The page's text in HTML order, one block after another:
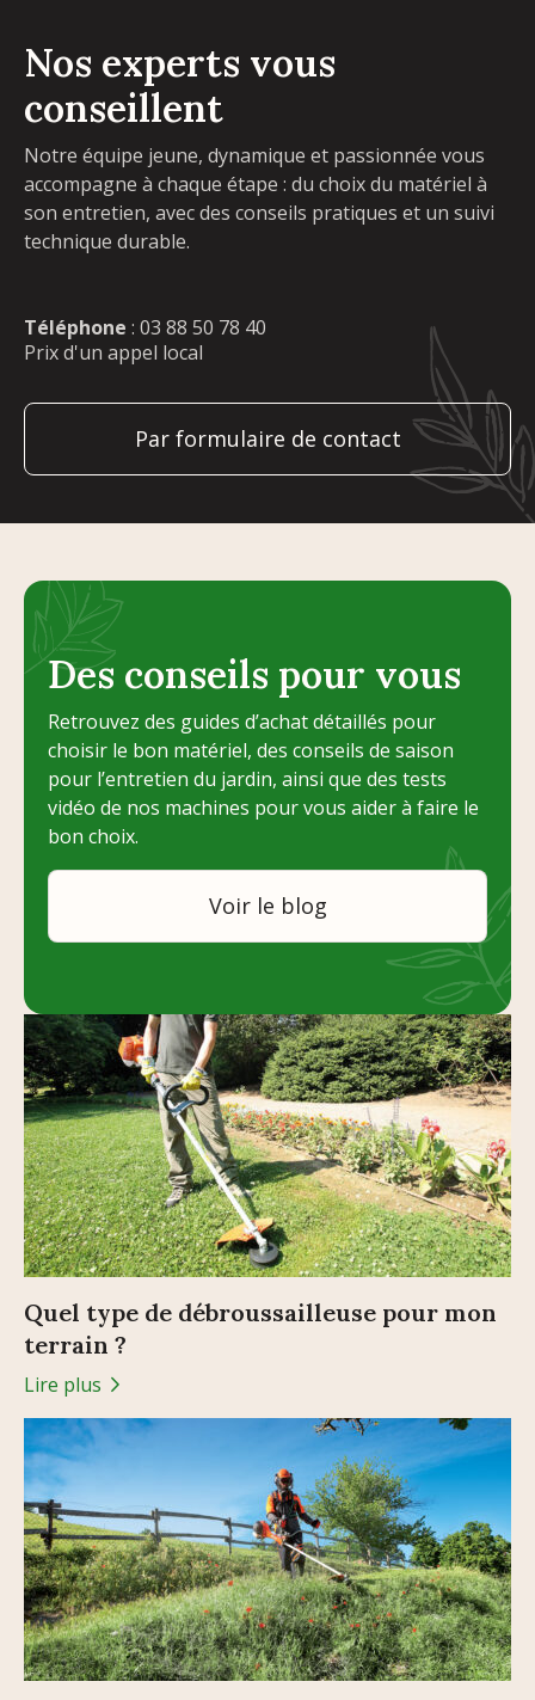
Nos experts vous
conseillent
Notre équipe jeune, dynamique et passionnée vous
accompagne à chaque étape : du choix du matériel à
son entretien, avec des conseils pratiques et un suivi
technique durable.
Téléphone : 03 88 50 78 40
Prix d'un appel local
Par formulaire de contact
Des conseils pour vous
Retrouvez des guides d’achat détaillés pour
choisir le bon matériel, des conseils de saison
pour l’entretien du jardin, ainsi que des tests
vidéo de nos machines pour vous aider à faire le
bon choix.
Voir le blog
Quel type de débroussailleuse pour mon
terrain ?
Lire plus